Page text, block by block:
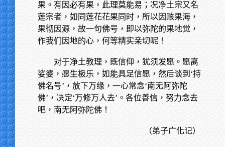
果。有因必有果，此理莫能易；况净土宗又名
莲宗者，如同莲花花果同时，所以因赅果海，
果彻因源，故一句佛号，即以弥陀的果地觉，
作我们因地的心，何等精实亲切呢！
对于净土教理，既信仰，犹须发愿。愿离
娑婆，愿生极乐，如能具足信愿，然后谈到‘持
佛名号’，放下万缘，一心常念‘南无阿弥陀
佛’，决定‘万修万人去’。各位善信，努力念去
吧，南无阿弥陀佛！
（弟子广化记）